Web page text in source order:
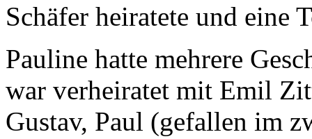
Schäfer heiratete und eine
Pauline hatte mehrere
war verheiratet mit Emil
Gustav, Paul (gefallen im